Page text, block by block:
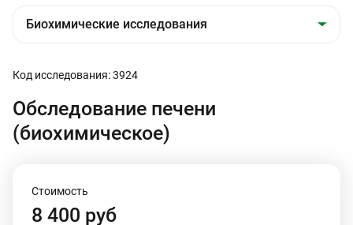
Код исследования: 3924
Обследование печени
(биохимическое)
Стоимость
8 400 руб